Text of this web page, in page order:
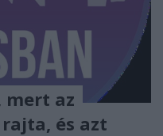
az
és azt